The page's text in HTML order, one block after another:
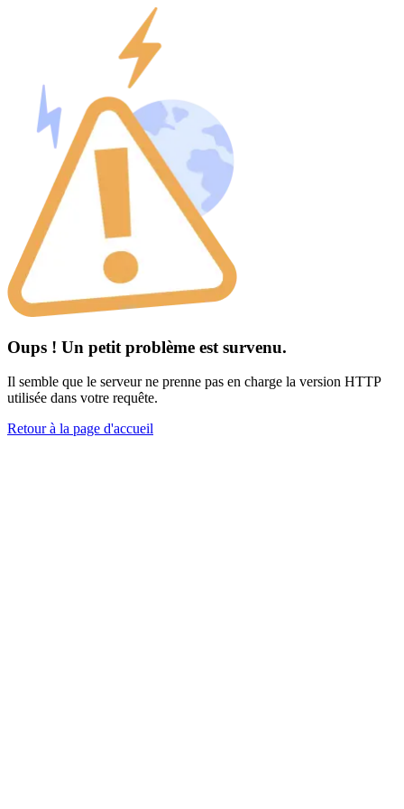
Oups ! Un petit problème est survenu.
Il semble que le serveur ne prenne pas en charge la version HTTP
utilisée dans votre requête.
Retour à la page d'accueil